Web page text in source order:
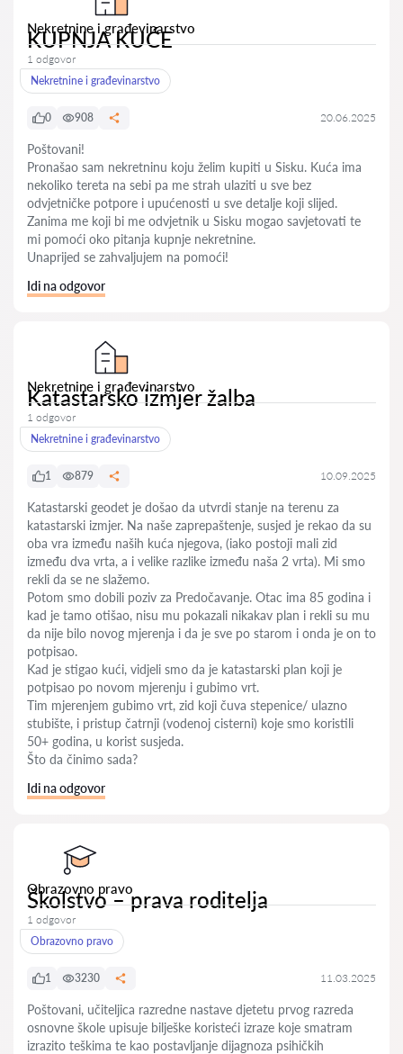
Nekretnine i građevinarstvo
KUPNJA KUĆE
1 odgovor
Nekretnine i građevinarstvo
0 908 20.06.2025
Poštovani!
Pronašao sam nekretninu koju želim kupiti u Sisku. Kuća ima
nekoliko tereta na sebi pa me strah ulaziti u sve bez
odvjetničke potpore i upućenosti u sve detalje koji slijed.
Zanima me koji bi me odvjetnik u Sisku mogao savjetovati te
mi pomoći oko pitanja kupnje nekretnine.
Unaprijed se zahvaljujem na pomoći!
Idi na odgovor
Nekretnine i građevinarstvo
Katastarsko izmjer žalba
1 odgovor
Nekretnine i građevinarstvo
1 879 10.09.2025
Katastarski geodet je došao da utvrdi stanje na terenu za
katastarski izmjer. Na naše zaprepaštenje, susjed je rekao da su
oba vra između naših kuća njegova, (iako postoji mali zid
između dva vrta, a i velike razlike između naša 2 vrta). Mi smo
rekli da se ne slažemo.
Potom smo dobili poziv za Predočavanje. Otac ima 85 godina i
kad je tamo otišao, nisu mu pokazali nikakav plan i rekli su mu
da nije bilo novog mjerenja i da je sve po starom i onda je on to
potpisao.
Kad je stigao kući, vidjeli smo da je katastarski plan koji je
potpisao po novom mjerenju i gubimo vrt.
Tim mjerenjem gubimo vrt, zid koji čuva stepenice/ ulazno
stubište, i pristup čatrnji (vodenoj cisterni) koje smo koristili
50+ godina, u korist susjeda.
Što da činimo sada?
Idi na odgovor
Obrazovno pravo
Školstvo – prava roditelja
1 odgovor
Obrazovno pravo
1 3230 11.03.2025
Poštovani, učiteljica razredne nastave djetetu prvog razreda
osnovne škole upisuje bilješke koristeći izraze koje smatram
izrazito teškima te kao postavljanje dijagnoza psihičkih